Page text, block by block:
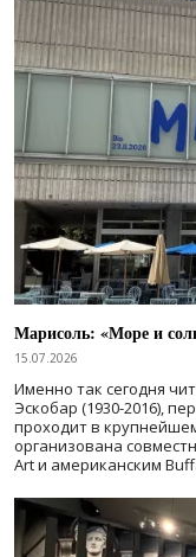
Марисоль: «Море и
15.07.2026
Именно так сегодня
Эскобар (1930-2016),
проходит в
организована
Art и американским